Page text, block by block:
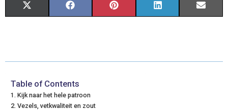
W
T
E
O
T K I
Table of Contents
Kijk naar het hele patroon
Vezels, vetkwaliteit en zout